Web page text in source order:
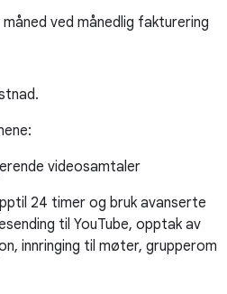
ved månedlig fakturering
videosamtaler
24 timer og bruk avanserte
til YouTube, opptak av
innringing til møter, grupperom